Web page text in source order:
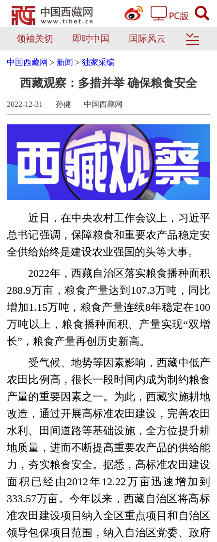
领袖关切 即时中国 国际风云
中国西藏网 > 新闻 >独家采编
西藏观察：多措并举 确保粮食安全
2022-12-31 孙健 中国西藏网
近日，在中央农村工作会议上，习近平
总书记强调，保障粮食和重要农产品稳定安
全供给始终是建设农业强国的头等大事。
2022年，西藏自治区落实粮食播种面积
288.9万亩，粮食产量达到107.3万吨，同比
增加1.15万吨，粮食产量连续8年稳定在100
万吨以上，粮食播种面积、产量实现“双增
长”，粮食产量再创历史新高。
受气候、地势等因素影响，西藏中低产
农田比例高，很长一段时间内成为制约粮食
产量的重要因素之一。为此，西藏实施耕地
改造，通过开展高标准农田建设，完善农田
水利、田间道路等基础设施，全方位提升耕
地质量，进而不断提高重要农产品的供给能
力，夯实粮食安全。据悉，高标准农田建设
面积已经由2012年12.22万亩迅速增加到
333.57万亩。今年以来，西藏自治区将高标
准农田建设项目纳入全区重点项目和自治区
领导包保项目范围，纳入自治区党委、政府